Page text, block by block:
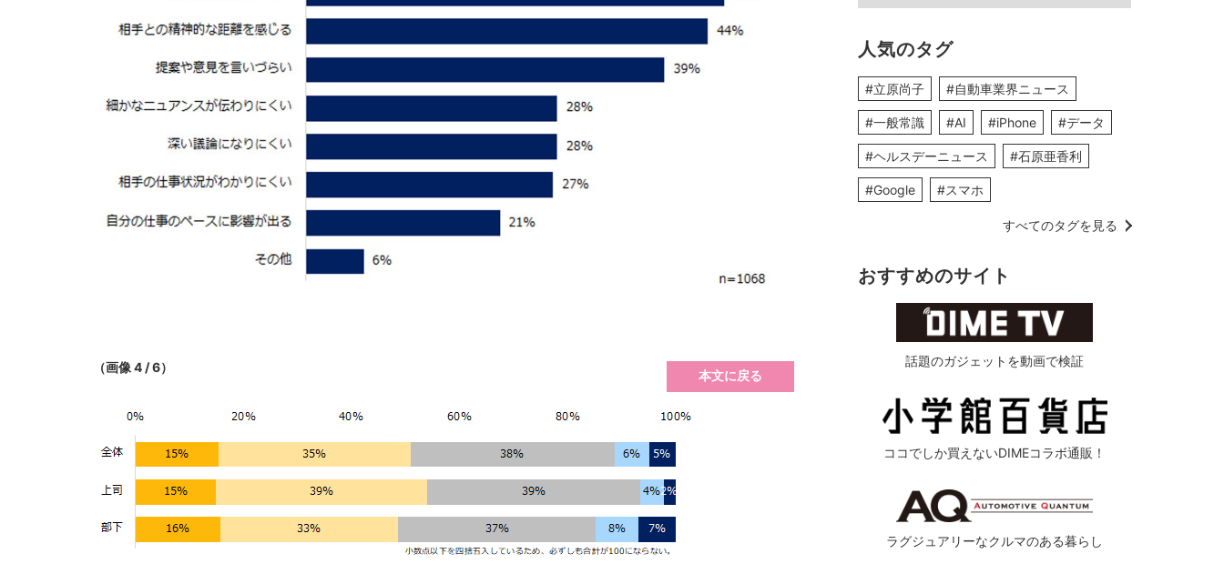
（画像 4 / 6）
本文に戻る
人気のタグ
#立原尚子 #自動車業界ニュース
#一般常識 #AI #iPhone #データ
#ヘルスデーニュース #石原亜香利
#Google #スマホ
すべてのタグを見る
おすすめのサイト
話題のガジェットを動画で検証
ココでしか買えないDIMEコラボ通販！
ラグジュアリーなクルマのある暮らし